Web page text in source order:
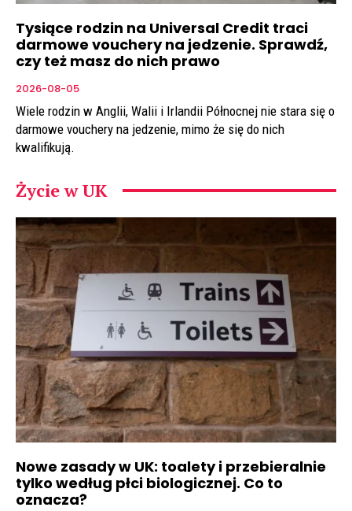
Tysiące rodzin na Universal Credit traci
darmowe vouchery na jedzenie. Sprawdź,
czy też masz do nich prawo
2026-08-05
Wiele rodzin w Anglii, Walii i Irlandii Północnej nie stara się o
darmowe vouchery na jedzenie, mimo że się do nich
kwalifikują.
Życie w UK
Nowe zasady w UK: toalety i przebieralnie
tylko według płci biologicznej. Co to
oznacza?